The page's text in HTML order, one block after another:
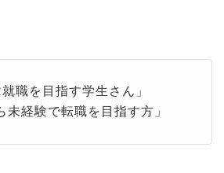
就職を目指す学生さん」
未経験で転職を目指す方」